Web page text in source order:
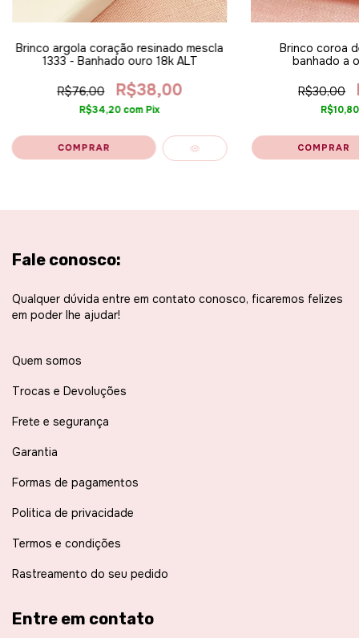
Brinco argola coração resinado mescla
1333 - Banhado ouro 18k ALT
R$76,00 R$38,00
R$34,20comPix
Brinco coroa
banhado a
R$30,00
Fale conosco:
Qualquer dúvida entre em contato conosco, ficaremos felizes
em poder lhe ajudar!
Quem somos
Trocas e Devoluções
Frete e segurança
Garantia
Formas de pagamentos
Politica de privacidade
Termos e condições
Rastreamento do seu pedido
Entre em contato